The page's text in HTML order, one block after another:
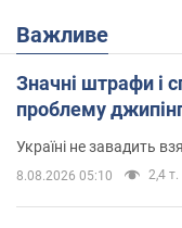
Важливе
Значні штрафи і
проблему
Україні не завадить
8.08.2026 05:10 2,4 т.